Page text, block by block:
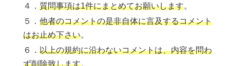
４．質問事項は1件にまとめてお願いします。
５．他者のコメントの是非自体に言及するコメント
はお止め下さい。
６．以上の規約に沿わないコメントは、内容を問わ
ず削除致します。